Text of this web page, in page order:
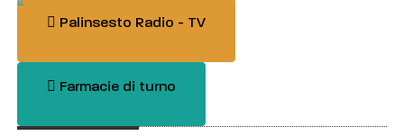
Palinsesto Radio - TV
Farmacie di turno